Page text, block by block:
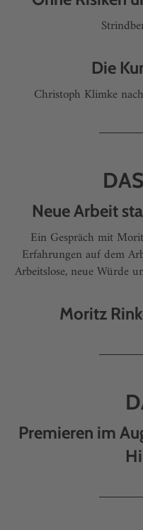
Die
Christoph Klimke
Neue Arbeit
Ein Gespräch mit
Erfahrungen auf dem
Arbeitslose, neue Würde
Moritz
Premieren im